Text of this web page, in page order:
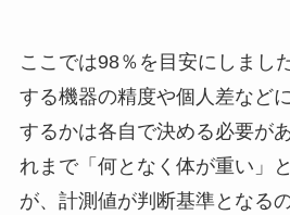
ここでは98％を目安にしまし
する機器の精度や個人差など
するかは各自で決める必要が
れまで「何となく体が重い」
が、計測値が判断基準となる